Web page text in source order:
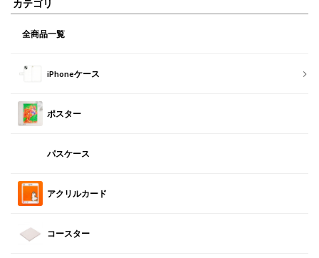
カテゴリ
全商品一覧
iPhoneケース
ポスター
パスケース
アクリルカード
コースター